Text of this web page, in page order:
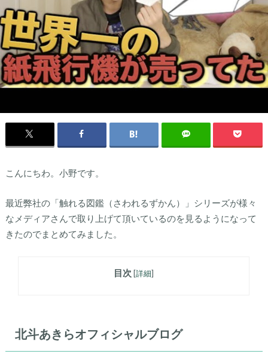
こんにちわ。小野です。
最近弊社の「触れる図鑑（さわれるずかん）」シリーズが様々
なメディアさんで取り上げて頂いているのを見るようになって
きたのでまとめてみました。
目次 [詳細]
北斗あきらオフィシャルブログ